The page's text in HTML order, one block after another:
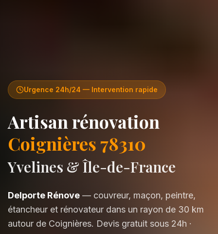
Urgence 24h/24 — Intervention rapide
Artisan rénovation
Coignières 78310
Yvelines & Île-de-France
Delporte Rénove — couvreur, maçon, peintre,
étancheur et rénovateur dans un rayon de 30 km
autour de Coignières. Devis gratuit sous 24h ·